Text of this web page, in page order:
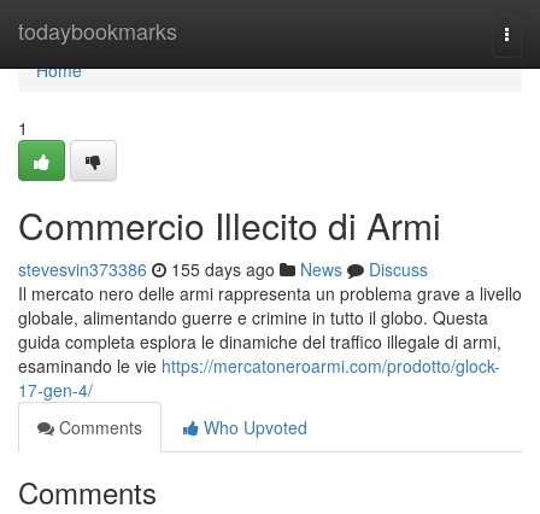
todaybookmarks
Home
Home
1
Commercio Illecito di Armi
stevesvin373386 155 days ago News
Discuss
Il mercato nero delle armi rappresenta un problema grave a livello
globale, alimentando guerre e crimine in tutto il globo. Questa
guida completa esplora le dinamiche del traffico illegale di armi,
esaminando le vie https://mercatoneroarmi.com/prodotto/glock-
17-gen-4/
Comments
Who Upvoted
Comments